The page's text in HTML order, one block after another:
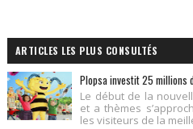
ARTICLES LES PLUS CONSULTÉS
Plopsa investit 25 millions
Le début de la
et a thèmes
les visiteurs de la